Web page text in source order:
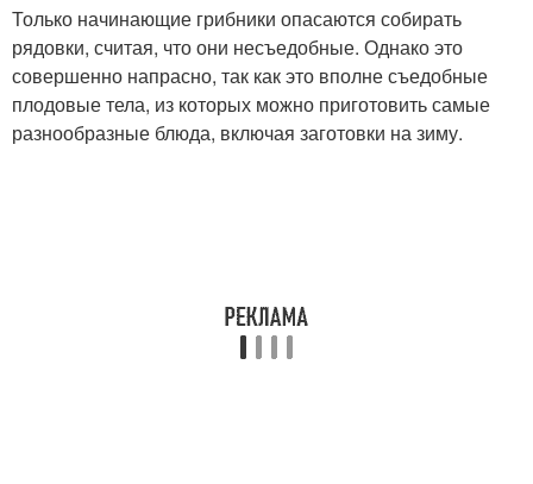
Только начинающие грибники опасаются собирать
рядовки, считая, что они несъедобные. Однако это
совершенно напрасно, так как это вполне съедобные
плодовые тела, из которых можно приготовить самые
разнообразные блюда, включая заготовки на зиму.